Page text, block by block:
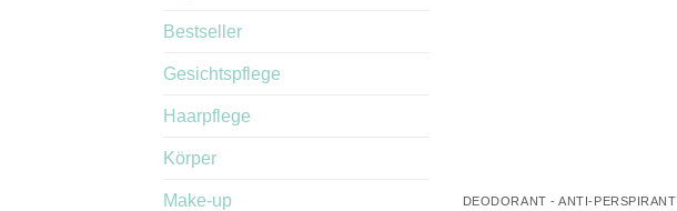
Bestseller
Gesichtspflege
Haarpflege
Körper
Make-up DEODORANT - ANTI-PERSPIRANT